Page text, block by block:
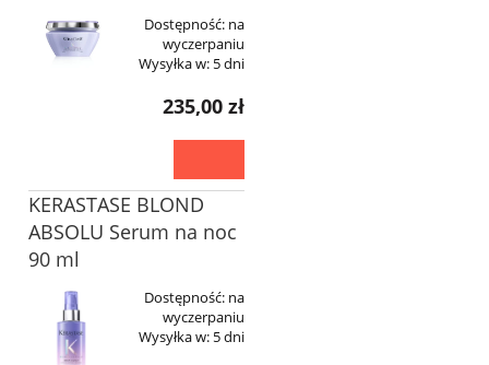
Dostępność: na
wyczerpaniu
Wysyłka w: 5 dni
235,00 zł
KERASTASE BLOND
ABSOLU Serum na noc
90 ml
Dostępność: na
wyczerpaniu
Wysyłka w: 5 dni